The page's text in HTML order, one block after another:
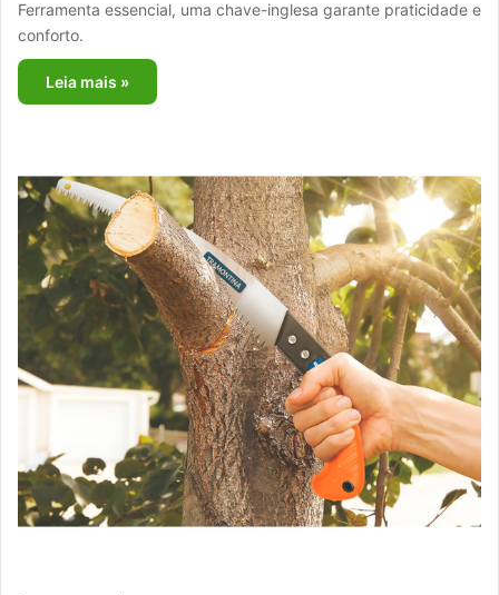
Ferramenta essencial, uma chave-inglesa garante praticidade e
conforto.
Leia mais »